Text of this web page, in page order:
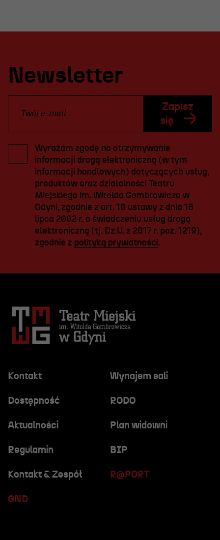
Newsletter
Zapisz
się
Wyrażam zgodę na otrzymywanie
informacji drogą elektroniczną (w tym
informacji handlowych) dotyczących usług,
produktów oraz działalności Teatru
Miejskiego im. Witolda Gombrowicza w
Gdyni, zgodnie z art. 10 ustawy z dnia 18
lipca 2002 r. o świadczeniu usług drogą
elektroniczną (tj. Dz.U. z 2017 r. poz. 1219),
zgodnie z polityką prywatności.
Kontakt Wynajem sali
Dostępność RODO
R@PORT
Aktualności Plan widowni
Regulamin BIP
GND
Kontakt & Zespół